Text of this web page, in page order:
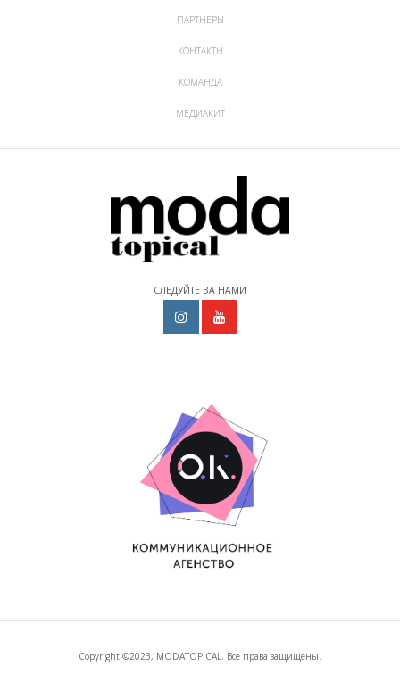
ПАРТНЕРЫ
КОНТАКТЫ
КОМАНДА
МЕДИАКИТ
СЛЕДУЙТЕ ЗА НАМИ
Copyright ©2023, MODATOPICAL. Все права защищены.